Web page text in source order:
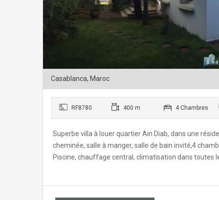
Casablanca, Maroc
RF8780 400 m 4 Chambres
Superbe villa à louer quartier Ain Diab, dans une
cheminée, salle à manger, salle de bain invité,4
Piscine, chauffage central, climatisation dans toutes